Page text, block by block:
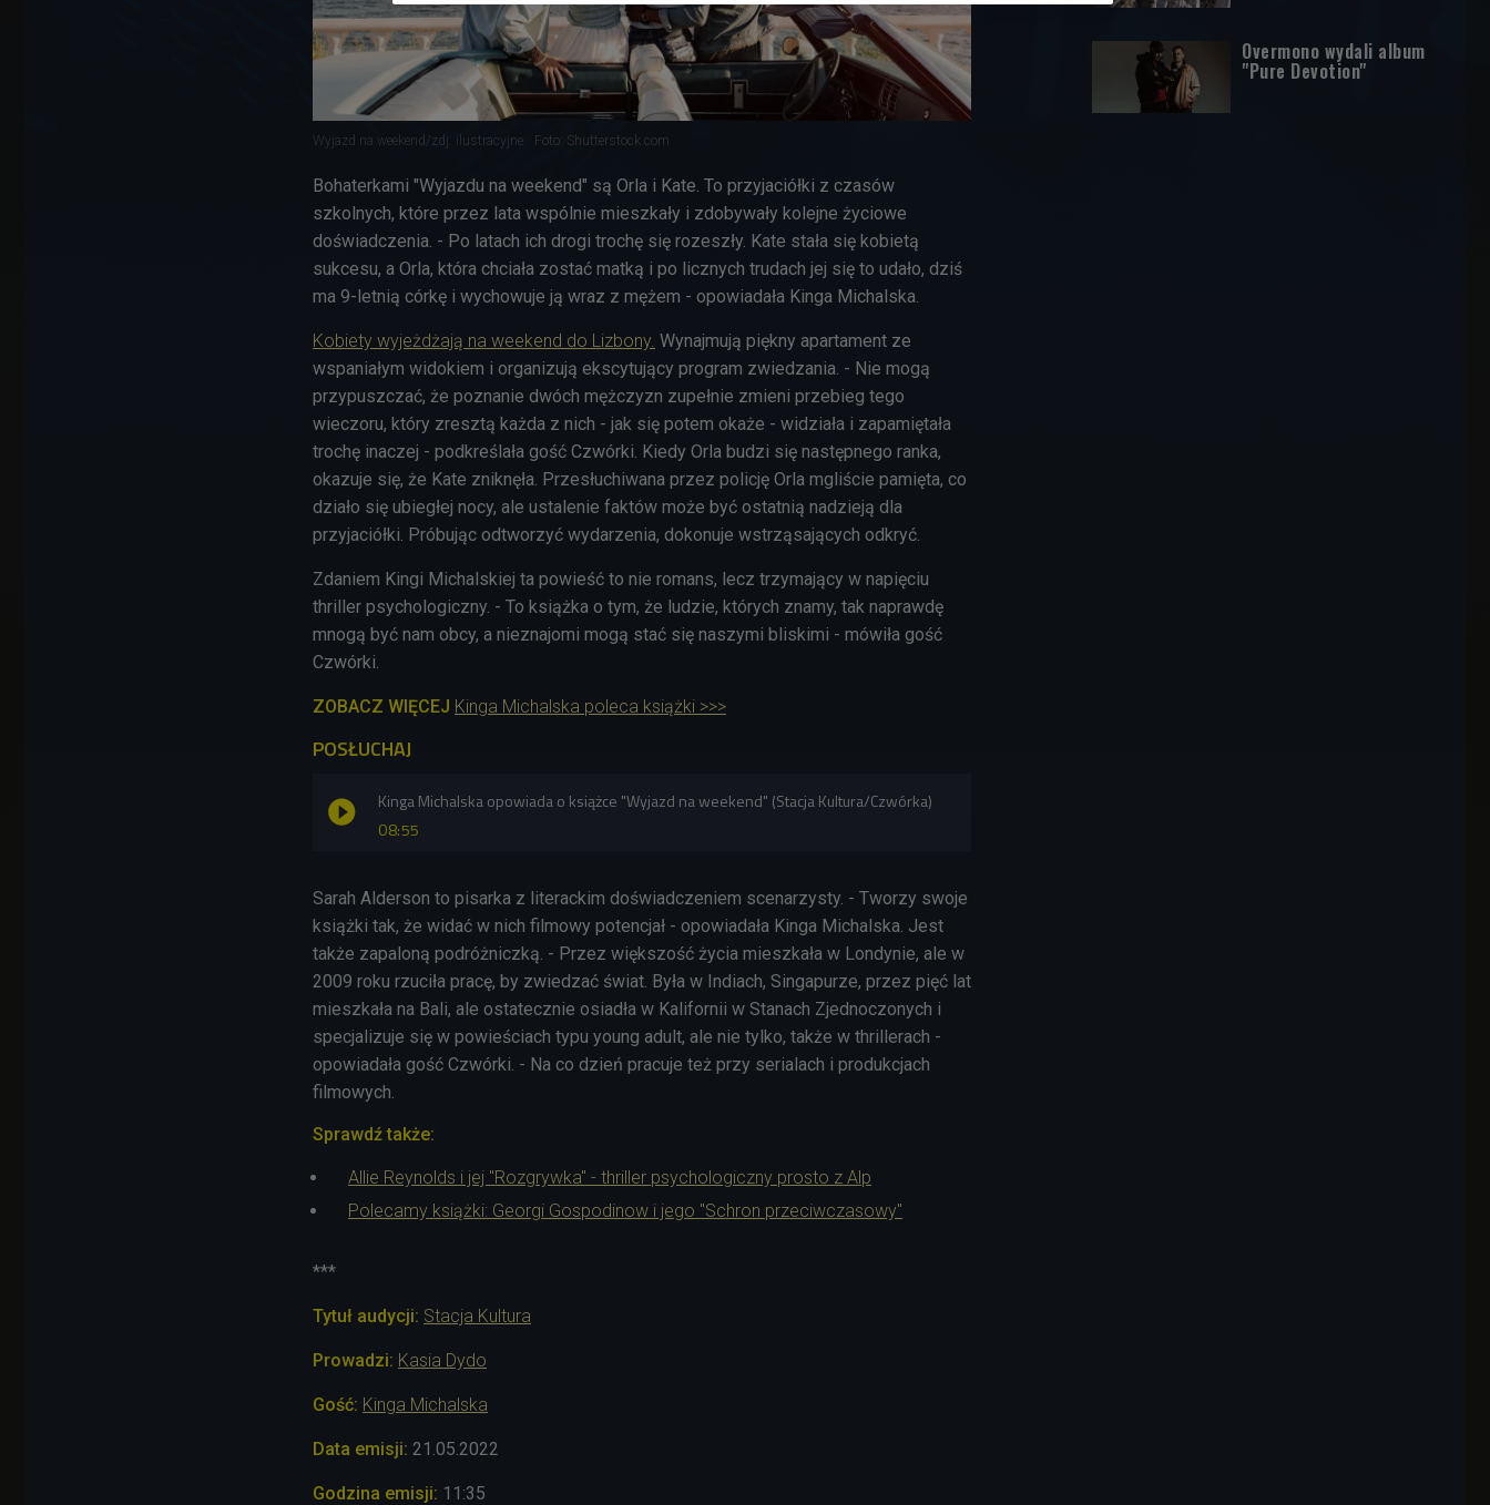
Wyjazd na weekend/zdj. ilustracyjne Foto: Shutterstock.com
Bohaterkami "Wyjazdu na weekend" są Orla i Kate. To przyjaciółki z czasów
szkolnych, które przez lata wspólnie mieszkały i zdobywały kolejne życiowe
doświadczenia. - Po latach ich drogi trochę się rozeszły. Kate stała się kobietą
sukcesu, a Orla, która chciała zostać matką i po licznych trudach jej się to udało, dziś
ma 9-letnią córkę i wychowuje ją wraz z mężem - opowiadała Kinga Michalska.
Kobiety wyjeżdżają na weekend do Lizbony. Wynajmują piękny apartament ze
wspaniałym widokiem i organizują ekscytujący program zwiedzania. - Nie mogą
przypuszczać, że poznanie dwóch mężczyzn zupełnie zmieni przebieg tego
wieczoru, który zresztą każda z nich - jak się potem okaże - widziała i zapamiętała
trochę inaczej - podkreślała gość Czwórki. Kiedy Orla budzi się następnego ranka,
okazuje się, że Kate zniknęła. Przesłuchiwana przez policję Orla mgliście pamięta, co
działo się ubiegłej nocy, ale ustalenie faktów może być ostatnią nadzieją dla
przyjaciółki. Próbując odtworzyć wydarzenia, dokonuje wstrząsających odkryć.
Zdaniem Kingi Michalskiej ta powieść to nie romans, lecz trzymający w napięciu
thriller psychologiczny. - To książka o tym, że ludzie, których znamy, tak naprawdę
mnogą być nam obcy, a nieznajomi mogą stać się naszymi bliskimi - mówiła gość
Czwórki.
ZOBACZ WIĘCEJ Kinga Michalska poleca książki >>>
POSŁUCHAJ
08:55
Kinga Michalska opowiada o książce "Wyjazd na weekend" (Stacja Kultura/Czwórka)
Sarah Alderson to pisarka z literackim doświadczeniem scenarzysty. - Tworzy swoje
książki tak, że widać w nich filmowy potencjał - opowiadała Kinga Michalska. Jest
także zapaloną podróżniczką. - Przez większość życia mieszkała w Londynie, ale w
2009 roku rzuciła pracę, by zwiedzać świat. Była w Indiach, Singapurze, przez pięć lat
mieszkała na Bali, ale ostatecznie osiadła w Kalifornii w Stanach Zjednoczonych i
specjalizuje się w powieściach typu young adult, ale nie tylko, także w thrillerach -
opowiadała gość Czwórki. - Na co dzień pracuje też przy serialach i produkcjach
filmowych.
Sprawdź także:
Allie Reynolds i jej "Rozgrywka" - thriller psychologiczny prosto z Alp
Polecamy książki: Georgi Gospodinow i jego "Schron przeciwczasowy"
***
Tytuł audycji: Stacja Kultura
Prowadzi: Kasia Dydo
Gość: Kinga Michalska
Data emisji: 21.05.2022
Godzina emisji: 11:35
Overmono wydali album
"Pure Devotion"